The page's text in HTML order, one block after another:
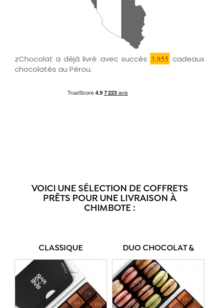
zChocolat a déjà livré avec succès 3,955 cadeaux
chocolatés au Pérou.
VOICI UNE SÉLECTION DE COFFRETS
PRÊTS POUR UNE LIVRAISON À
CHIMBOTE :
CLASSIQUE DUO CHOCOLAT &